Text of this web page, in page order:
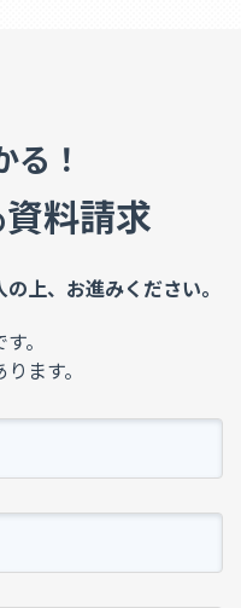
る！
資料請求
上、お進みください。
。
ます。